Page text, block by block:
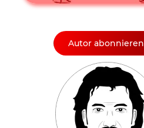
Autor abonnieren